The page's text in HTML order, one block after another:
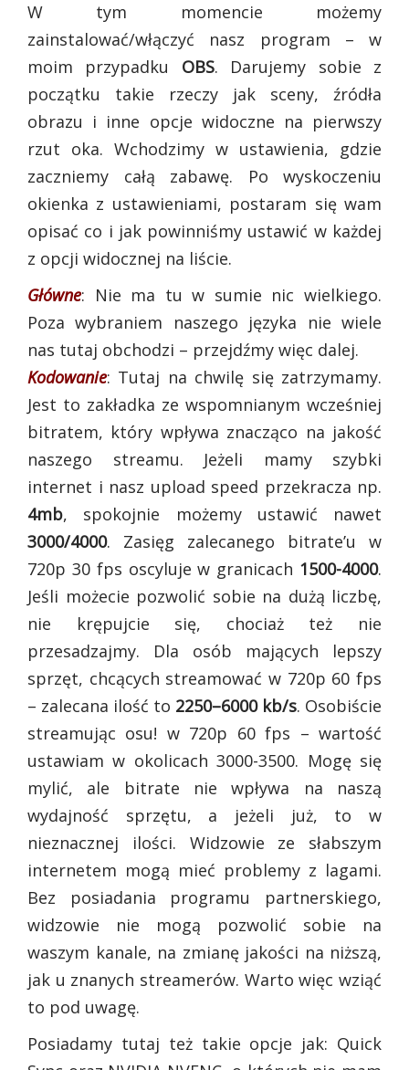
W tym momencie możemy
zainstalować/włączyć nasz program – w
moim przypadku OBS. Darujemy sobie z
początku takie rzeczy jak sceny, źródła
obrazu i inne opcje widoczne na pierwszy
rzut oka. Wchodzimy w ustawienia, gdzie
zaczniemy całą zabawę. Po wyskoczeniu
okienka z ustawieniami, postaram się wam
opisać co i jak powinniśmy ustawić w każdej
z opcji widocznej na liście.
Główne: Nie ma tu w sumie nic wielkiego.
Poza wybraniem naszego języka nie wiele
nas tutaj obchodzi – przejdźmy więc dalej.
Kodowanie: Tutaj na chwilę się zatrzymamy.
Jest to zakładka ze wspomnianym wcześniej
bitratem, który wpływa znacząco na jakość
naszego streamu. Jeżeli mamy szybki
internet i nasz upload speed przekracza np.
4mb, spokojnie możemy ustawić nawet
3000/4000. Zasięg zalecanego bitrate’u w
720p 30 fps oscyluje w granicach 1500-4000.
Jeśli możecie pozwolić sobie na dużą liczbę,
nie krępujcie się, chociaż też nie
przesadzajmy. Dla osób mających lepszy
sprzęt, chcących streamować w 720p 60 fps
– zalecana ilość to 2250–6000 kb/s. Osobiście
streamując osu! w 720p 60 fps – wartość
ustawiam w okolicach 3000-3500. Mogę się
mylić, ale bitrate nie wpływa na naszą
wydajność sprzętu, a jeżeli już, to w
nieznacznej ilości. Widzowie ze słabszym
internetem mogą mieć problemy z lagami.
Bez posiadania programu partnerskiego,
widzowie nie mogą pozwolić sobie na
waszym kanale, na zmianę jakości na niższą,
jak u znanych streamerów. Warto więc wziąć
to pod uwagę.
Posiadamy tutaj też takie opcje jak: Quick